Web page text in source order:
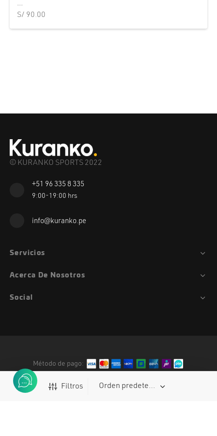
Filtros
...
S/ 90.00
© KURANKO SPORTS 2022
+51 96 335 8 335
9:00-19:00 hrs
info@kuranko.pe
Servicios
Acerca De Nosotros
Social
Método de pago: